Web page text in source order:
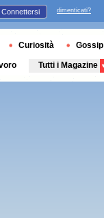
Connettersi dimenticati?
Curiosità Gossip
Tutti i Magazine